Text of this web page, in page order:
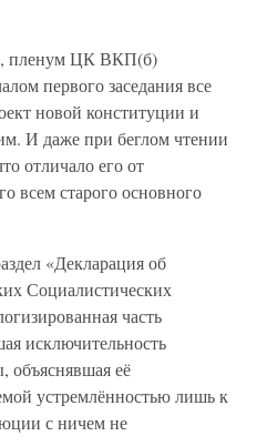
пленум ЦК ВКП(б)
первого заседания все
новой конституции и
И даже при беглом чтении
отличало его от
всем старого основного
«Декларация об
Социалистических
часть
исключительность
объяснявшая её
устремлённостью лишь к
с ничем не